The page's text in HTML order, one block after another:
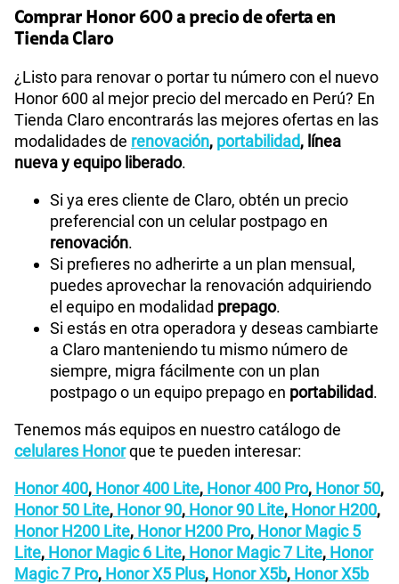
Comprar Honor 600 a precio de oferta en
Tienda Claro
¿Listo para renovar o portar tu número con el nuevo
Honor 600 al mejor precio del mercado en Perú? En
Tienda Claro encontrarás las mejores ofertas en las
modalidades de renovación, portabilidad, línea
nueva y equipo liberado.
Si ya eres cliente de Claro, obtén un precio
preferencial con un celular postpago en
renovación.
Si prefieres no adherirte a un plan mensual,
puedes aprovechar la renovación adquiriendo
el equipo en modalidad prepago.
Si estás en otra operadora y deseas cambiarte
a Claro manteniendo tu mismo número de
siempre, migra fácilmente con un plan
postpago o un equipo prepago en portabilidad.
Tenemos más equipos en nuestro catálogo de
celulares Honorque te pueden interesar:
Honor 400, Honor 400 Lite, Honor 400 Pro, Honor 50,
Honor 50 Lite, Honor 90, Honor 90 Lite, Honor H200,
Honor H200 Lite, Honor H200 Pro, Honor Magic 5
Lite, Honor Magic 6 Lite, Honor Magic 7 Lite, Honor
Magic 7 Pro, Honor X5 Plus, Honor X5b, Honor X5b